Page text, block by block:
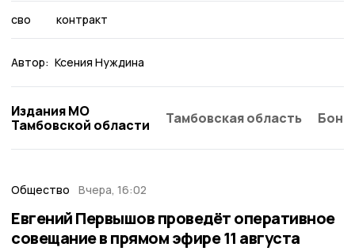
сво контракт
Автор: Ксения Нуждина
Издания МО
Тамбовской области
Тамбовская область
Общество Вчера, 16:02
Евгений Первышов проведёт оперативное
совещание в прямом эфире 11 августа